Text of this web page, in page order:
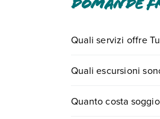
Domande
Quali servizi offre
Scopri tutti i
Quali escursioni
chiamando il
Quanto costa